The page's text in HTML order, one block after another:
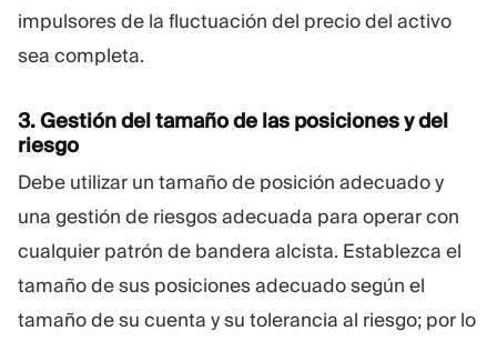
impulsores de la fluctuación del precio del activo
sea completa.
3. Gestión del tamaño de las posiciones y del
riesgo
Debe utilizar un tamaño de posición adecuado y
una gestión de riesgos adecuada para operar con
cualquier patrón de bandera alcista. Establezca el
tamaño de sus posiciones adecuado según el
tamaño de su cuenta y su tolerancia al riesgo; por lo